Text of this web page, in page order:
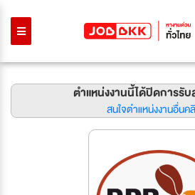
ตำแหน่งงานนี้ได้ปิดการรั
สนใจตำแหน่งงานอื่นค